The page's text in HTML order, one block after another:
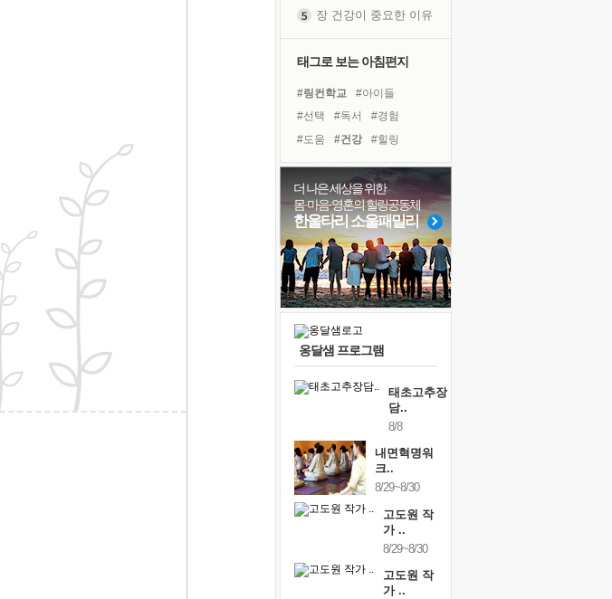
장 건강이 중요한 이유
흙이 된 몸으로 출근하는 여자
꿈이 실제가 되는 것
'말 타는 법'을 먼저
졸업식 사진을 보며
극심한 변비, 어깨결림, 수면 장애
아픈 아버지를 위한 공간 설계
슬럼프
보고 싶은 어머니
못된 꼰대들
태그로 보는 아침편지
#링컨학교
#아이들
#선택
#독서
#경험
#도움
#건강
#힐링
#친구
#극복
#희망
#리더
#유튜브
#사람
#바이러스
#면역력
#독서캠프
#위기
#계획
#비전캠프
더 나은 세상을 위한
몸·마음·영혼의 힐링공동체
한울타리 소울패밀리
옹달샘 프로그램
태초고추장
담..
8/8
내면혁명워
크..
8/29~8/30
고도원 작
가 ..
8/29~8/30
고도원 작
가 ..